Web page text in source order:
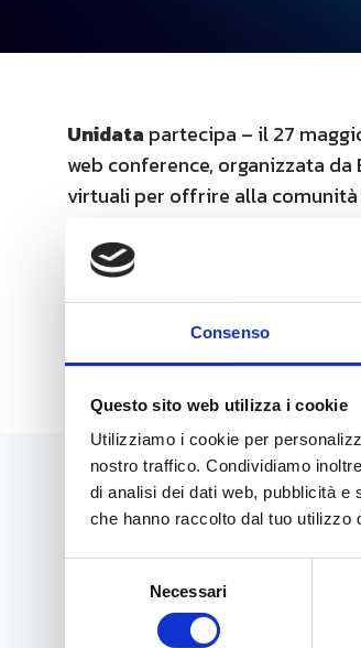
Consenso
Questo sito web utilizza i cookie
Utilizziamo i cookie per
nostro traffico. Condividiamo
di analisi dei dati web, pubblicità e
che hanno raccolto dal tuo utilizzo
Necessari
Unidata partecipa – il 27
web conference, organizzata
virtuali per offrire alla
finanziare la propria crescita,
Per il comunicato stampa
News